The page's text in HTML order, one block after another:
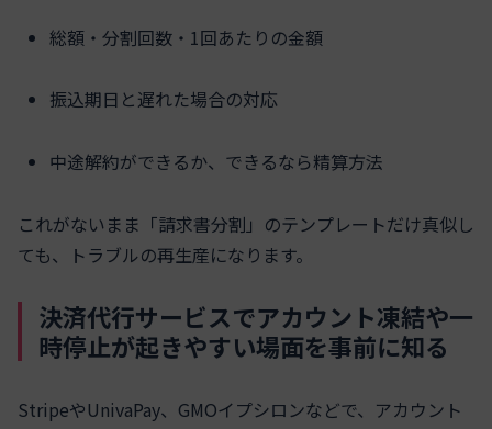
総額・分割回数・1回あたりの金額
振込期日と遅れた場合の対応
中途解約ができるか、できるなら精算方法
これがないまま「請求書分割」のテンプレートだけ真似し
ても、トラブルの再生産になります。
決済代行サービスでアカウント凍結や一
時停止が起きやすい場面を事前に知る
StripeやUnivaPay、GMOイプシロンなどで、アカウント